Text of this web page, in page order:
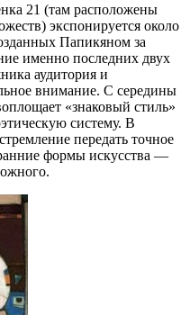
21 (там расположены
экспонируется около
Папикяном за
именно последних двух
аудитория и
внимание. С середины
«знаковый стиль»
систему. В
передать точное
формы искусства —